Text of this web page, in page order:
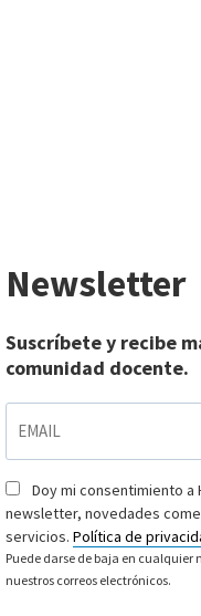
Newsletter
Suscríbete y recibe
comunidad docente.
Consentimiento*
Doy mi consentimiento a
newsletter, novedades
servicios. Política de
Puede darse de baja en
nuestros correos electrónicos.